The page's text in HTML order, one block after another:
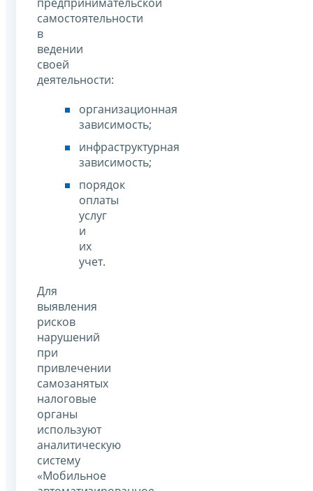
самостоятельности
в
ведении
своей
деятельности:
организационная
зависимость;
инфраструктурная
зависимость;
порядок
оплаты
услуг
и
их
учет.
Для
выявления
рисков
нарушений
при
привлечении
самозанятых
налоговые
органы
используют
аналитическую
систему
«Мобильное